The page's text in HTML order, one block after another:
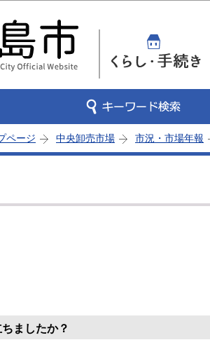
ページ 中央卸売市場 市況・市場年報
ましたか？